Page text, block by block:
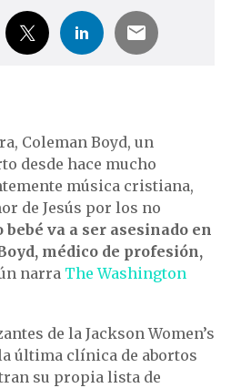
Coleman Boyd, un
desde hace mucho
música cristiana,
de Jesús por los no
bebé va a ser asesinado en
médico de profesión,
narra The Washington
de la Jackson Women’s
última clínica de abortos
su propia lista de